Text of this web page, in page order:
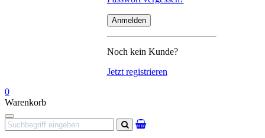
Noch kein Kunde?
Jetzt registrieren
0
Warenkorb
Navigation
Suchen